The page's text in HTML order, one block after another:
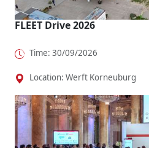
FLEET Drive 2026
Time: 30/09/2026
Location: Werft Korneuburg